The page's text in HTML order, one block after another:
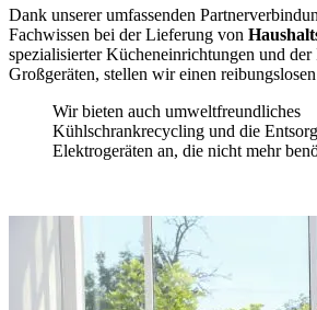
Dank unserer umfassenden
Fachwissen bei der Lieferung von
spezialisierter Kücheneinrichtungen und
Großgeräten, stellen wir einen
Wir bieten auch umweltfreundliches
Kühlschrankrecycling und die
Elektrogeräten an, die nicht mehr